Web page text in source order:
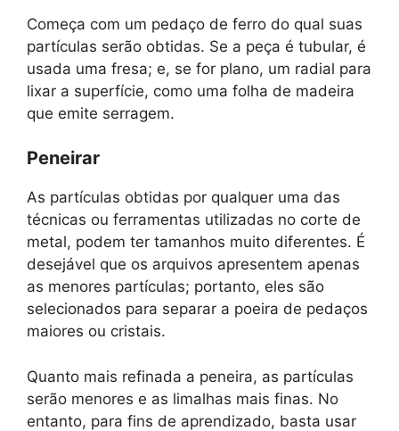
Começa com um pedaço de ferro do qual suas
partículas serão obtidas. Se a peça é tubular, é
usada uma fresa; e, se for plano, um radial para
lixar a superfície, como uma folha de madeira
que emite serragem.
Peneirar
As partículas obtidas por qualquer uma das
técnicas ou ferramentas utilizadas no corte de
metal, podem ter tamanhos muito diferentes. É
desejável que os arquivos apresentem apenas
as menores partículas; portanto, eles são
selecionados para separar a poeira de pedaços
maiores ou cristais.
Quanto mais refinada a peneira, as partículas
serão menores e as limalhas mais finas. No
entanto, para fins de aprendizado, basta usar